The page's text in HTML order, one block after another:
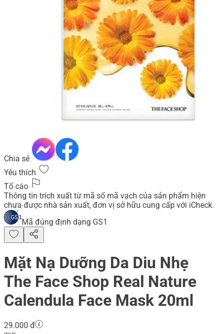
Chia sẻ
Yêu thích
Tố cáo
Thông tin trích xuất từ mã số mã vạch của sản phẩm hiện
chưa được nhà sản xuất, đơn vị sở hữu cung cấp với iCheck.
Mã đúng định dạng GS1
Mặt Nạ Dưỡng Da Diu Nhẹ
The Face Shop Real Nature
Calendula Face Mask 20ml
29.000 đ